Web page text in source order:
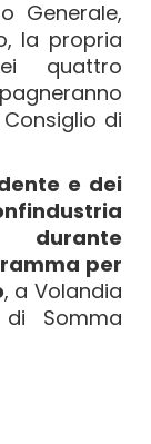
Generale,
la propria
quattro
di
e dei
durante
per
, a Volandia
Somma